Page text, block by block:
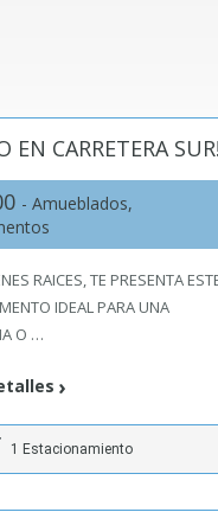
CARRETERA SUR!
- Amueblados,
RAICES, TE PRESENTA
IDEAL PARA UNA
O …
1 Estacionamiento